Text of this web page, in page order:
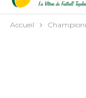
Accueil